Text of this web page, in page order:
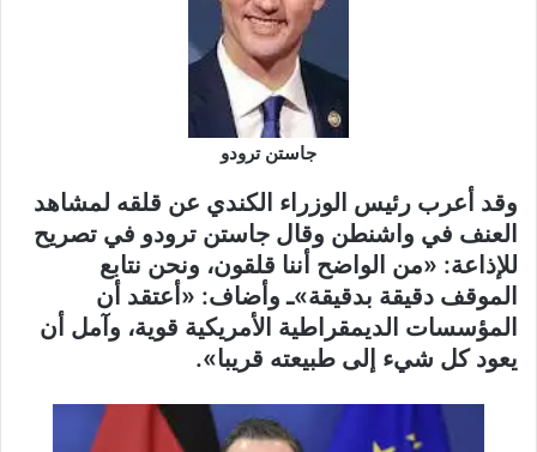
جاستن ترودو
وقد أعرب رئيس الوزراء الكندي عن قلقه لمشاهد
العنف في واشنطن وقال جاستن ترودو في تصريح
للإذاعة: «من الواضح أننا قلقون، ونحن نتابع
الموقف دقيقة بدقيقة»ـ وأضاف: «أعتقد أن
المؤسسات الديمقراطية الأمريكية قوية، وآمل أن
يعود كل شيء إلى طبيعته قريبا».